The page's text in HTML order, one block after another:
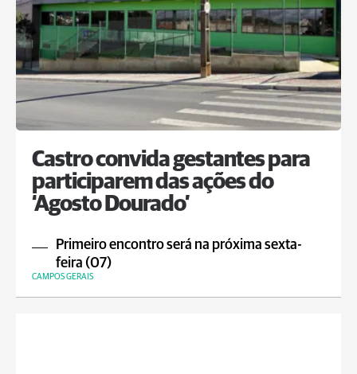
Castro convida gestantes para
participarem das ações do
‘Agosto Dourado’
Primeiro encontro será na próxima sexta-
feira (07)
CAMPOS GERAIS